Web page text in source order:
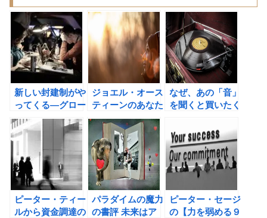
新しい封建制がや
ってくる―グロー
バル中流階級への
警告（ジョエル・
コトキン）の書評
ジョエル・オース
ティーンのあなた
はできる 運命が
変わる7つのステ
ップの書評
なぜ、あの「音」
を聞くと買いたく
ド・マーケティン
グ戦略 （ジョエ
ル・ベッカーマン
＆タイラー・グレ
イ著）の書評
ピーター・ティー
ルから資金調達の
パラダイムの魔力
の書評 未来はア
ピーター・セージ
の【力を弱める９